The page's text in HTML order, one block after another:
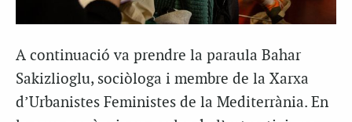
A continuació va prendre la paraula Bahar
Sakizlioglu, sociòloga i membre de la Xarxa
d’Urbanistes Feministes de la Mediterrània. En